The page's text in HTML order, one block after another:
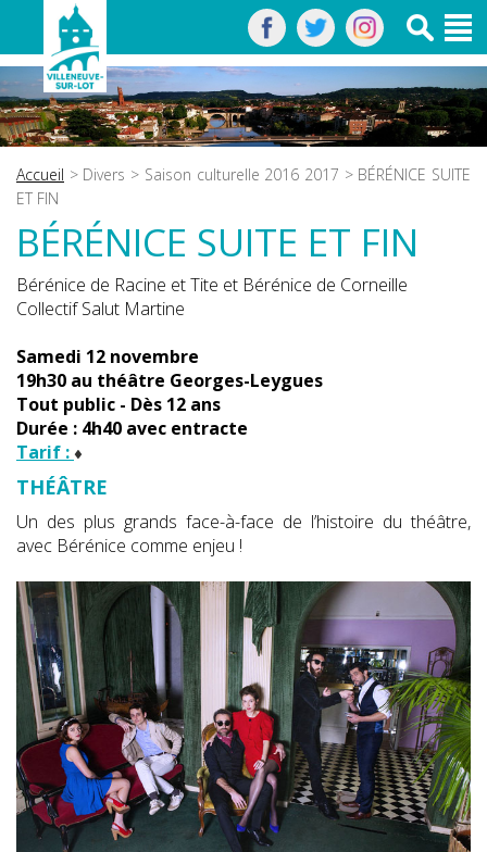
Accueil > Divers > Saison culturelle 2016 2017 > BÉRÉNICE SUITE
ET FIN
BÉRÉNICE SUITE ET FIN
Bérénice de Racine et Tite et Bérénice de Corneille
Collectif Salut Martine
Samedi 12 novembre
19h30 au théâtre Georges-Leygues
Tout public - Dès 12 ans
Durée : 4h40 avec entracte
Tarif :
THÉÂTRE
Un des plus grands face-à-face de l’histoire du théâtre,
avec Bérénice comme enjeu !